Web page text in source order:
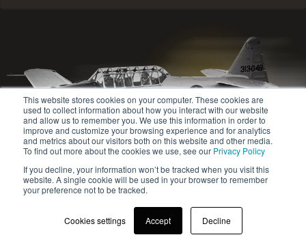
This website stores cookies on your computer. These cookies are
used to collect information about how you interact with our website
and allow us to remember you. We use this information in order to
improve and customize your browsing experience and for analytics
and metrics about our visitors both on this website and other media.
To find out more about the cookies we use, see our Privacy Policy
If you decline, your information won’t be tracked when you visit this
website. A single cookie will be used in your browser to remember
your preference not to be tracked.
Cookies settings Accept Decline
© 2020-2024 Safety Jogger All rights reserved
Site map
นโยบายความเป็นส่วนตัว